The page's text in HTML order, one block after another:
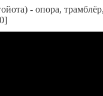
- опора,